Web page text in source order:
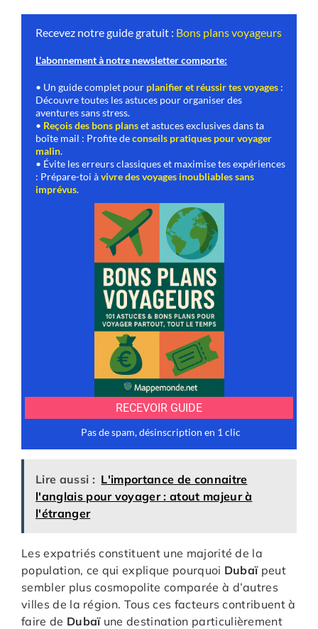
Lire aussi : L'importance de connaitre
l'anglais pour voyager : atout majeur à
l'étranger
Les expatriés constituent une majorité de la
population, ce qui explique pourquoi Dubaïpeut
sembler plus cosmopolite comparée à d’autres
villes de la région. Tous ces facteurs contribuent à
faire de Dubaïune destination particulièrement